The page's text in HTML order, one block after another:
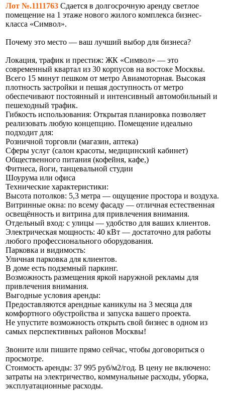
Лот №.1111763 Сдается в долгосрочную аренду светлое
помещение на 1 этаже нового жилого комплекса бизнес-
класса «Символ».
Почему это место — ваш лучший выбор для бизнеса?
Локация, трафик и престиж: ЖК «Символ» — это
современный квартал из 30 корпусов на востоке Москвы.
Всего 15 минут пешком от метро Авиамоторная. Высокая
плотность застройки и пешая доступность от метро
обеспечивают постоянный и интенсивный автомобильный и
пешеходный трафик.
Гибкость использования: Открытая планировка позволяет
реализовать любую концепцию. Помещение идеально
подходит для:
Розничной торговли (магазин, аптека)
Сферы услуг (салон красоты, медицинский кабинет)
Общественного питания (кофейня, кафе,)
Фитнеса, йоги, танцевальной студии
Шоурума или офиса
Технические характеристики:
Высота потолков: 5,3 метра — ощущение простора и воздуха.
Витринные окна: по всему фасаду — отличная естественная
освещённость и витрина для привлечения внимания.
Отдельный вход: с улицы — удобство для ваших клиентов.
Электрическая мощность: 40 кВт — достаточно для работы
любого профессионального оборудования.
Парковка и видимость:
Уличная парковка для клиентов.
В доме есть подземный паркинг.
Возможность размещения яркой наружной рекламы для
привлечения внимания.
Выгодные условия аренды:
Предоставляются арендные каникулы на 3 месяца для
комфортного обустройства и запуска вашего проекта.
Не упустите возможность открыть свой бизнес в одном из
самых перспективных районов Москвы!
Звоните или пишите прямо сейчас, чтобы договориться о
просмотре.
Стоимость аренды: 37 995 руб/м2/год. В цену не включено:
затраты на электричество, коммунальные расходы, уборка,
эксплуатационные расходы.